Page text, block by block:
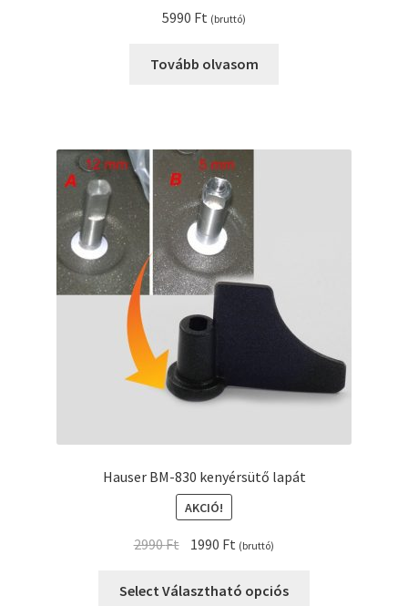
Tippek, tanácsok kenyérsütő szereléshez és
5990 Ft (bruttó)
Tovább olvasom
Hauser BM-830 kenyérsütő lapát
AKCIÓ!
2990Ft Original
was:
1990 Ft Current
is:
(bruttó)
Select Választható opciós